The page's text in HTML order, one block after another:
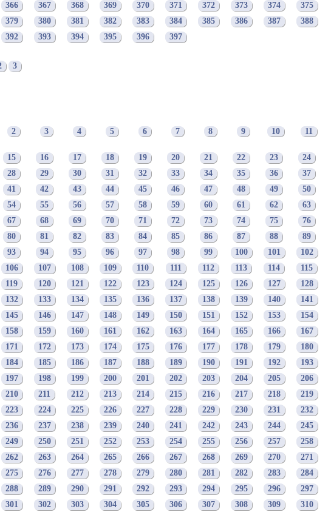
366
367 368 369 370 371 372 373 374
375
379
380 381 382 383 384 385 386 387
388
392
393 394 395 396 397
3
2 3 4 5 6 7 8 9 10 11
15 16 17 18 19 20 21 22 23
24
28
29 30 31 32 33 34 35 36
37
41
42 43 44 45 46 47 48 49
50
54
55 56 57 58 59 60 61 62
63
67
68 69 70 71 72 73 74 75
76
80
81 82 83 84 85 86 87 88
89
93
94 95 96 97 98 99 100 101
102
106
107 108 109 110 111 112 113 114
115
119
120 121 122 123 124 125 126 127
128
132
133 134 135 136 137 138 139 140
141
145
146 147 148 149 150 151 152 153
154
158
159 160 161 162 163 164 165 166
167
171
172 173 174 175 176 177 178 179
180
184
185 186 187 188 189 190 191 192
193
197
198 199 200 201 202 203 204 205
206
210
211 212 213 214 215 216 217 218
219
223
224 225 226 227 228 229 230 231
232
236
237 238 239 240 241 242 243 244
245
249
250 251 252 253 254 255 256 257
258
262
263 264 265 266 267 268 269 270
271
275
276 277 278 279 280 281 282 283
284
288
289 290 291 292 293 294 295 296
297
301
302 303 304 305 306 307 308 309
310